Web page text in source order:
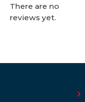
There are no
reviews yet.